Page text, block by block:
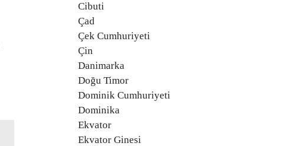
Cibuti
Çad
Çek Cumhuriyeti
Çin
Danimarka
Doğu Timor
Dominik Cumhuriyeti
Dominika
Ekvator
Ekvator Ginesi